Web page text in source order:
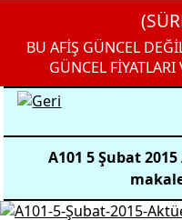
BU AFİŞ GÜNCEL
GÜNCEL
A101 5 Şubat